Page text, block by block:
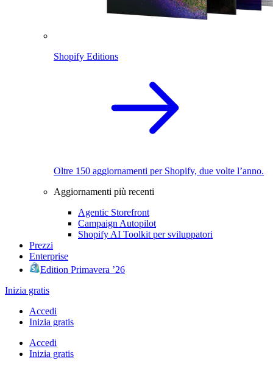
Shopify Editions
Oltre 150 aggiornamenti per Shopify, due volte l’anno.
Aggiornamenti più recenti
Agentic Storefront
Campaign Autopilot
Shopify AI Toolkit per sviluppatori
Prezzi
Enterprise
Edition Primavera ’26
Inizia gratis
Accedi
Inizia gratis
Accedi
Inizia gratis